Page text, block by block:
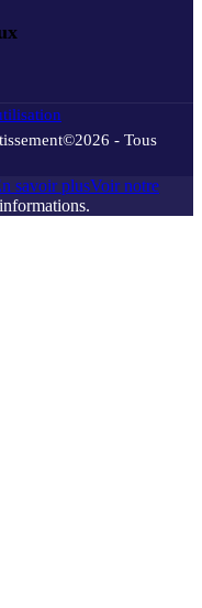
©2026 - Tous
savoir plusVoir notre